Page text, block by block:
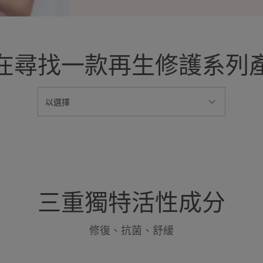
尋找一款再生修護系列
以選擇
三重獨特活性成分
修復、抗菌、舒緩